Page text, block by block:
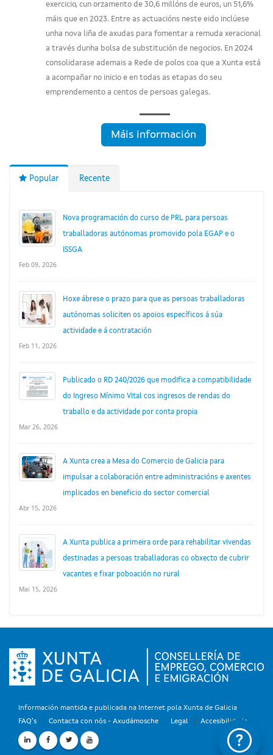
exercicio, cun orzamento de 30,6 millóns de euros, un 51,6%
máis que en 2023. Entre as actuacións neste eido inclúese
unha nova liña de axudas para fomentar a remuda xeracional
a través dunha bolsa de substitución de negocios. En 2024
consolidarase ademais a Rede de polos coa que a Xunta está
a acompañar no inicio e en todas as etapas do seu
emprendemento a centos de persoas galegas.
Máis información
Popular Recente
Nova programación do curso de PRL para persoas
traballadoras autónomas promovido pola EGAP e o
ISSGA
Feb 09, 2026
Hoxe ábrese o prazo para que as persoas traballadoras
autónomas soliciten os apoios específicos á súa
actividade e á contratación
Feb 11, 2026
Publicado o RD 240/2026 que modifica a compatibilidade
do Ingreso Mínimo Vital cos ingresos de rendas do
traballo e da actividade por conta propia
Mar 26, 2026
A Xunta crea a Mesa do Comercio de Galicia para
impulsar a colaboración entre administracións e axentes
implicados en beneficio do sector comercial
Abr 15, 2026
A Xunta publica a primeira orde para rehabilitar vivendas
destinadas a persoas traballadoras co obxecto de cubrir
vacantes e fixar poboación no rural
Mai 15, 2026
Información mantida e publicada na Internet pola Xunta de Galicia
FAQ's
Contacta con nós - Axudámosche Legal Accesibilidade